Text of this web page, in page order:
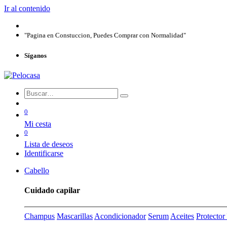
Ir al contenido
"Pagina en Constuccion, Puedes Comprar con Normalidad"
Síganos
0
Mi cesta
0
Lista de deseos
Identificarse
Cabello
Cuidado capilar
Champus Mascarillas Acondicionador Serum Aceites